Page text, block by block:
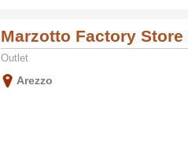
Marzotto Factory Store
Outlet
Arezzo